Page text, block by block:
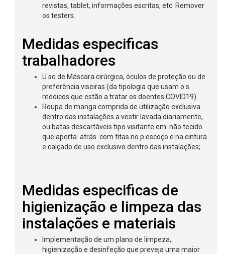
revistas, tablet, informações escritas, etc. Remover
os testers.
Medidas especificas
trabalhadores
U so de Máscara cirúrgica, óculos de proteção ou de
preferência viseiras (da tipologia que usam o s
médicos que estão a tratar os doentes COVID19).
Roupa de manga comprida de utilização exclusiva
dentro das instalações a vestir lavada diariamente,
ou batas descartáveis tipo visitante em não tecido
que aperta atrás com fitas no p escoço e na cintura
e calçado de uso exclusivo dentro das instalações;
Medidas especificas de
higienização e limpeza das
instalações e materiais
Implementação de um plano de limpeza,
higienização e desinfeção que preveja uma maior